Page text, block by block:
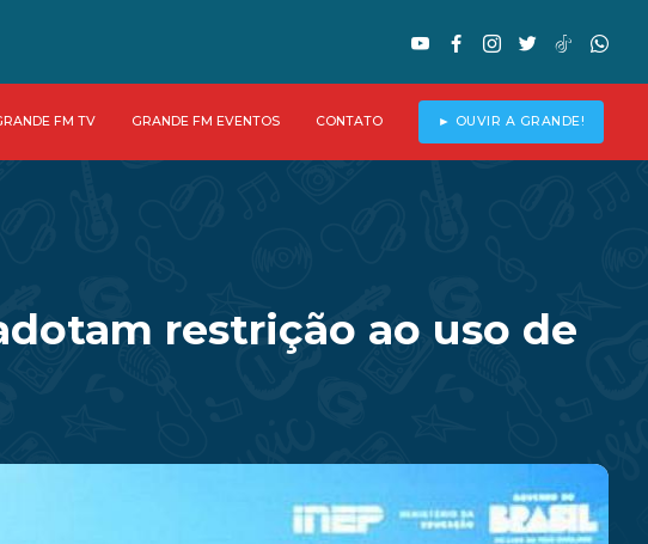
FM TV GRANDE FM EVENTOS CONTATO ► OUVIR A GRANDE!
restrição ao uso de